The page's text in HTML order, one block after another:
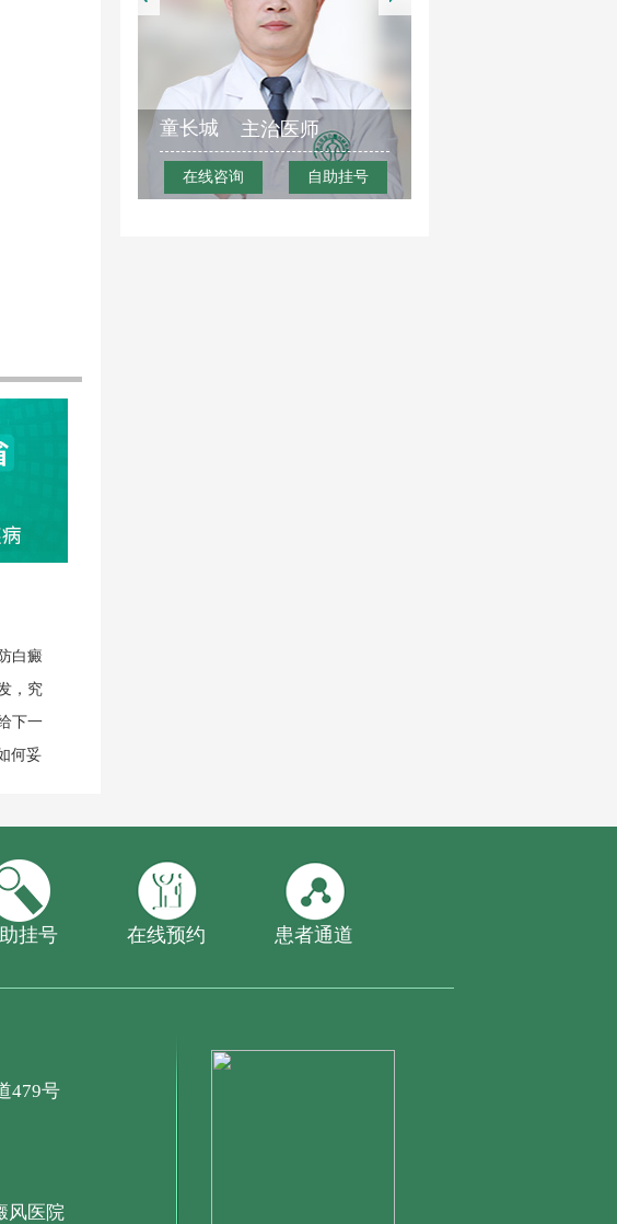
白癜
，究
下一
何妥
童长城 主治医师
在线咨询 自助挂号
挂号 在线预约 患者通道
479号
风医院